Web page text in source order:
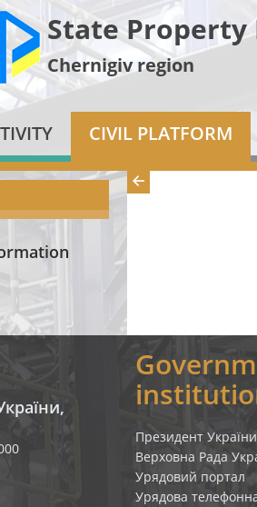
State
Chernigiv region
CIVIL PLATFORM
Президент України
Верховна Рада
Урядовий портал
Урядова